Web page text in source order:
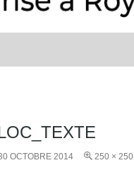
OCTOBRE 2014 250 × 250